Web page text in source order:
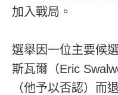
加入戰局。
選舉因一位主要候
斯瓦爾（Eric
（他予以否認）而